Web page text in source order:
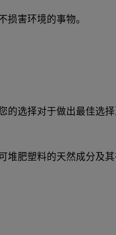
害环境的事物。
选择对于做出最佳选
肥塑料的天然成分及